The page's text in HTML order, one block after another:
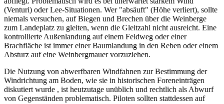
(Venturi) oder Lee-Situationen. Wer "absäuft" (Höhe verliert), sollte
niemals versuchen, auf Biegen und Brechen über die Weinberge
zum Landeplatz zu gleiten, wenn die Gleitzahl nicht ausreicht. Eine
kontrollierte Außenlandung auf einem Feldweg oder einer
Brachfläche ist immer einer Baumlandung in den Reben oder einem
Absturz auf eine Weinbergmauer vorzuziehen.
Die Nutzung von abwerfbaren Windfahnen zur Bestimmung der
Windrichtung am Boden, wie sie in historischen Foreneinträgen
diskutiert wurde , ist heutzutage unüblich und rechtlich als Abwurf
von Gegenständen problematisch. Piloten sollten stattdessen auf